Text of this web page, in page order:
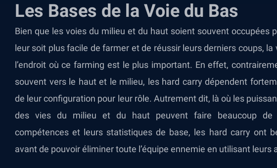
Les Bases de la Voie du Bas
Bien que les voies du milieu et du haut soient souvent occupées
leur soit plus facile de farmer et de réussir leurs derniers coups,
l’endroit où ce farming est le plus important. En effet,
souvent vers le haut et le milieu, les hard carry dépendent
de leur configuration pour leur rôle. Autrement dit, là où les
des vies du milieu et du haut peuvent faire beaucoup de
compétences et leurs statistiques de base, les hard carry ont
avant de pouvoir éliminer toute l’équipe ennemie en utilisant